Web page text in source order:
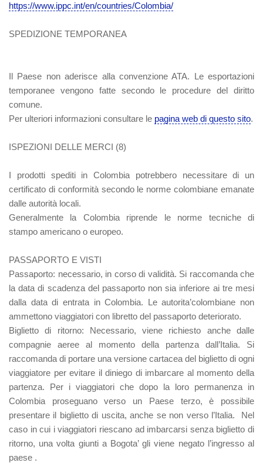
https://www.ippc.int/en/countries/Colombia/
SPEDIZIONE TEMPORANEA
Il Paese non aderisce alla convenzione ATA. Le esportazioni
temporanee vengono fatte secondo le procedure del diritto
comune.
Per ulteriori informazioni consultare le pagina web di questo sito.
ISPEZIONI DELLE MERCI (8)
I prodotti spediti in Colombia potrebbero necessitare di un
certificato di conformità secondo le norme colombiane emanate
dalle autorità locali.
Generalmente la Colombia riprende le norme tecniche di
stampo americano o europeo.
PASSAPORTO E VISTI
Passaporto: necessario, in corso di validità. Si raccomanda che
la data di scadenza del passaporto non sia inferiore ai tre mesi
dalla data di entrata in Colombia. Le autorita’colombiane non
ammettono viaggiatori con libretto del passaporto deteriorato.
Biglietto di ritorno: Necessario, viene richiesto anche dalle
compagnie aeree al momento della partenza dall’Italia. Si
raccomanda di portare una versione cartacea del biglietto di ogni
viaggiatore per evitare il diniego di imbarcare al momento della
partenza. Per i viaggiatori che dopo la loro permanenza in
Colombia proseguano verso un Paese terzo, è possibile
presentare il biglietto di uscita, anche se non verso l’Italia. Nel
caso in cui i viaggiatori riescano ad imbarcarsi senza biglietto di
ritorno, una volta giunti a Bogota’ gli viene negato l’ingresso al
paese .